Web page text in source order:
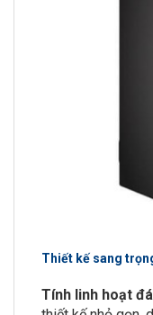
Thiết kế sang
Tính linh hoạt